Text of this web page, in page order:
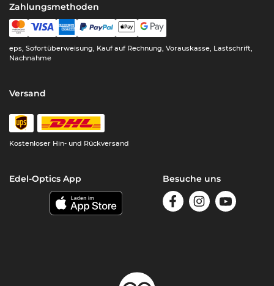
Zahlungsmethoden
eps, Sofortüberweisung, Kauf auf Rechnung, Vorauskasse, Lastschrift,
Nachnahme
Versand
Kostenloser Hin- und Rückversand
Edel-Optics App Besuche uns